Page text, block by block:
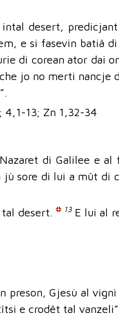
desert,
e si fasevin batiâ
di corean ator dai
jo no merti nancje
4,1-13; Zn 1,32-34
di Galilee e al
jù sore di lui a mût di
tal desert. 13 E lui al
preson, Gjesù al
e crodêt tal